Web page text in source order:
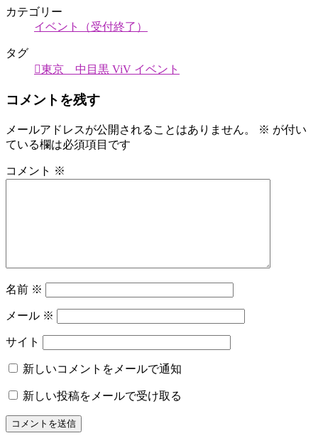
カテゴリー
イベント（受付終了）
タグ
東京 中目黒 ViV イベント
コメントを残す
メールアドレスが公開されることはありません。 ※ が付い
ている欄は必須項目です
コメント ※
名前 ※
メール ※
サイト
新しいコメントをメールで通知
新しい投稿をメールで受け取る